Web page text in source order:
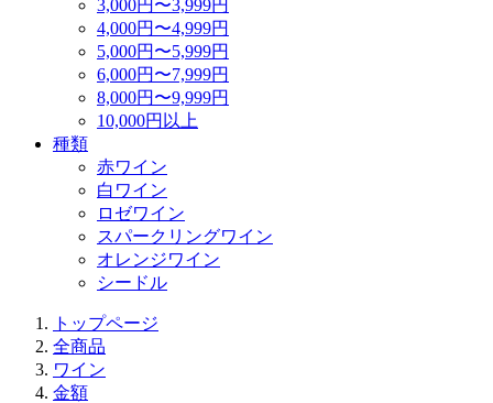
3,000円〜3,999円
4,000円〜4,999円
5,000円〜5,999円
6,000円〜7,999円
8,000円〜9,999円
10,000円以上
種類
赤ワイン
白ワイン
ロゼワイン
スパークリングワイン
オレンジワイン
シードル
トップページ
全商品
ワイン
金額